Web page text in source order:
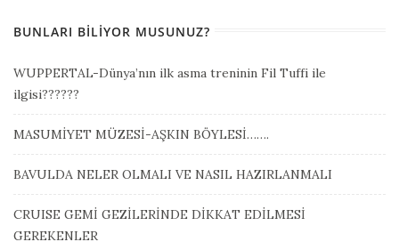
BUNLARI BILIYOR MUSUNUZ?
WUPPERTAL-Dünya’nın ilk asma treninin Fil Tuffi ile
ilgisi??????
MASUMİYET MÜZESİ-AŞKIN BÖYLESİ…….
BAVULDA NELER OLMALI VE NASIL HAZIRLANMALI
CRUISE GEMİ GEZİLERİNDE DİKKAT EDİLMESİ
GEREKENLER